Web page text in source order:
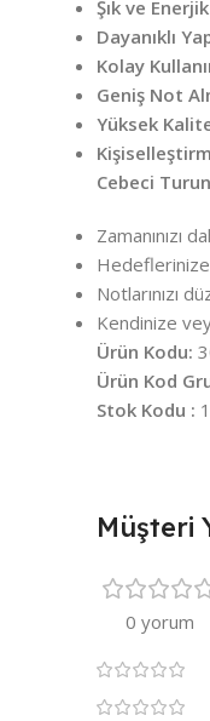
Şık ve
Dayanıklı
Kolay
Geniş Not
Yüksek
Cebeci
Zamanınızı
Notlarınızı
Kendinize
Ürün Kodu:
Ürün Kod
Stok Kodu :
Müşteri
0 yorum